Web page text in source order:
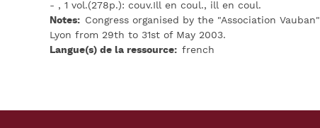
- , 1 vol.(278p.): couv.Ill en coul., ill en coul.
Notes
Congress organised by the "Association
Lyon from 29th to 31st of May 2003.
Langue(s) de la ressource
french